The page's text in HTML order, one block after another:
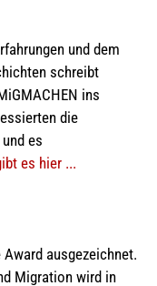
und dem
schreibt
ins
die
es
es hier ...
ausgezeichnet.
Migration wird in